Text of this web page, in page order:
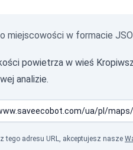
miejscowości w formacie
powietrza w wieś
analizie.
tego adresu URL, akceptujesz nasze